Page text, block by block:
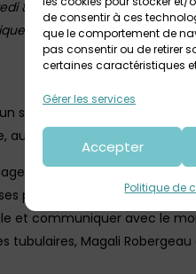
de consentir à ces
que le comportement de
pas consentir ou de retirer
certaines caractéristiques
Gérer les services
Accepter
Politique de
8 octobre à 9h30 et 11h /
solo pour trois flûtes et
au coeur d’un décor
vit paisiblement aux
petits rituels ou des
et communiquer avec le
tubulaires, Magali